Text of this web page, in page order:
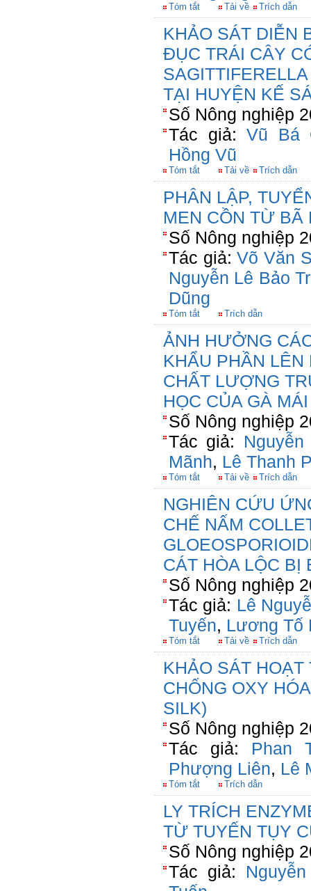
Tóm tắt Tải về Trích dẫn
KHẢO SÁT DIỄN
ĐỤC TRÁI CÂY
TẠI HUYỆN KẾ
Số Nông nghiệp
Tác giả: Vũ Bá
Hồng Vũ
Tóm tắt Tải về Trích dẫn
PHÂN LẬP,
MEN CỒN TỪ BÃ
Số Nông nghiệp
Tác giả:Võ Văn
Nguyễn Lê Bảo
Dũng
Tóm tắt Trích dẫn
ẢNH HƯỞNG
KHẨU PHẦN
CHẤT LƯỢNG
HỌC CỦA GÀ
Số Nông nghiệp
Tác giả:
Mãnh, Lê Thanh
Tóm tắt Tải về Trích dẫn
NGHIÊN CỨU
CHẾ NẤM
CÁT HÒA LỘC BỊ
Số Nông nghiệp
Tác giả: Lê
Tuyến, Lương Tố
Tóm tắt Tải về Trích dẫn
KHẢO SÁT
CHỐNG OXY
SILK)
Số Nông nghiệp
Tác giả: Phan
Phượng Liên, Lê
Tóm tắt Trích dẫn
LY TRÍCH
TỪ TUYẾN TỤY
Số Nông nghiệp
Tác giả: